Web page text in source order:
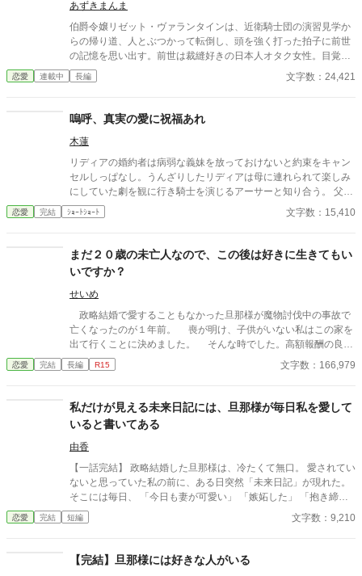
あずきまんま
伯爵令嬢リゼット・ヴァランタインは、近衛騎士団の演習見学か
らの帰り道、人とぶつかって転倒し、頭を強く打った拍子に前世
の記憶を思い出す。前世は裁縫好きの日本人オタク女性。目覚め
た直後に見た「氷の騎士団長」カイル・アシュフォードの凜々し
い姿に、前世のオタク魂が完全復活してしまう。 「尊い……! ま
トは、カイルにそっくりな「推しぬい」をこっそり手作りし、愛
でる日々を送るように。学園でも持ち歩いていたところを友人に
見つかり、「なにそれ可愛い!」と大反響。頼まれるまま友人たち
の推しの人形も作るうちに、この文化をもっと広めたいと「推し
縫い専門店」を開店してしまう。 じわじわと評判が広がるある
日、リゼットは街中でカイル本人と正面衝突。その拍子に、バッ
これは、俺か?」 拾い上げたカイルは困惑しながらも、持ち主を
っていくカイルと、うっかり本人に見つかりそうになりながら店
を切り盛りするリゼットの、すれ違いラブコメディ、開幕。
恋愛 連載中 長編 文字数：24,421
嗚呼、真実の愛に祝福あれ
木蓮
リディアの婚約者は病弱な義妹を放っておけないと約束をキャン
セルしっぱなし。うんざりしたリディアは母に連れられて楽しみ
にしていた劇を観に行き騎士を演じるアーサーと知り合う。 父か
ら条件付きで婚約者との婚約解消の許可をもらったリディアはせ
っせと劇を観にいってアーサーと仲良くなる。 しかし、婚約者が
人の暴走に巻き込まれ、アーサーを巻きこんだ喜劇（？）の幕が
上がる――。 推し活していたら恋が叶って脳みそ花畑婚約者たち
もさっくり撃退した、ゆるふわ恋愛劇。
恋愛 完結 ｼｮｰﾄｼｮｰﾄ 文字数：15,410
まだ２０歳の未亡人なので、この後は好きに生きてもい
いですか？
せいめ
政略結婚で愛することもなかった旦那様が魔物討伐中の事故で
亡くなったのが１年前。 喪が明け、子供がいない私はこの家を
出て行くことに決めました。 そんな時でした。高額報酬の良い
仕事があると声を掛けて頂いたのです。 その仕事内容とは高貴
な身分の方の閨指導のようでした。非常に悩みましたが、家を出
す。 閨指導って、そんなに何度も会う必要ないですよね？しか
も、指導が必要には見えませんでしたが…。 でも、高額な報酬
なので文句は言いませんわ。 家を出る資金を得た私は、今度こ
そ自由に好きなことをして生きていきたいと考えて旅立つことに
決めました。 その後、新しい生活を楽しんでいる私の所に現れ
たのは……。 まずは亡くなったはずの旦那様との話から。
ご都合主義です。 設定は緩いです。 誤字脱字申し訳
ありません。 主人公の名前を途中から間違えていました。 ア
メリアです。すみません。
恋愛 完結 長編 R15 文字数：166,979
私だけが見える未来日記には、旦那様が毎日私を愛して
いると書いてある
由香
【一話完結】 政略結婚した旦那様は、冷たくて無口。 愛されてい
ないと思っていた私の前に、ある日突然「未来日記」が現れた。
そこには毎日、 「今日も妻が可愛い」 「嫉妬した」 「抱き締め
たい」 と、旦那様の本音が綴られていて……？ 感情を伝えられな
い不器用すぎる公爵と、本心を知ってしまった妻が紡ぐ、じれ甘
恋愛 完結 短編 文字数：9,210
【完結】旦那様には好きな人がいる